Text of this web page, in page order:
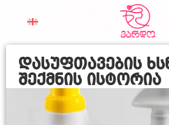
დასუფთავების
შექმნის ისტორია